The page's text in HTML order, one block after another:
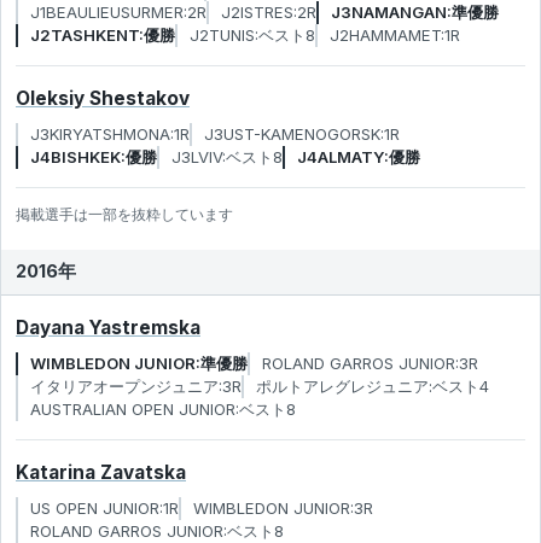
J1BEAULIEUSURMER:2R
J2ISTRES:2R
J3NAMANGAN:準優勝
J2TASHKENT:優勝
J2TUNIS:ベスト8 J2HAMMAMET:1R
Oleksiy Shestakov
J3KIRYATSHMONA:1R
J3UST-KAMENOGORSK:1R
J4BISHKEK:優勝
J3LVIV:ベスト8 J4ALMATY:優勝
掲載選手は一部を抜粋しています
2016年
Dayana Yastremska
WIMBLEDON JUNIOR:準優勝
ROLAND GARROS JUNIOR:3R
イタリアオープンジュニア:3R
ポルトアレグレジュニア:ベスト4
AUSTRALIAN OPEN JUNIOR:ベスト8
Katarina Zavatska
US OPEN JUNIOR:1R
WIMBLEDON JUNIOR:3R
ROLAND GARROS JUNIOR:ベスト8